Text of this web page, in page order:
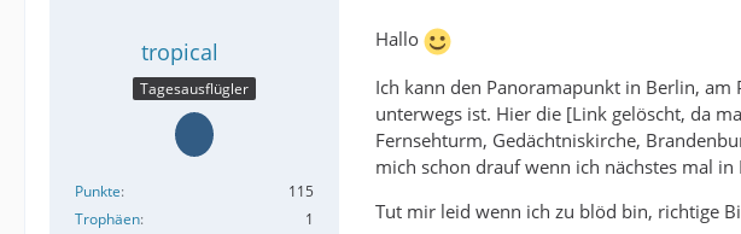
tropical
Tagesausflügler
Punkte
115
Trophäen
1
Hallo
Ich kann den Panoramapunkt in Berlin,
unterwegs ist. Hier die [Link gelöscht, da
Fernsehturm, Gedächtniskirche,
mich schon drauf wenn ich nächstes mal in
Tut mir leid wenn ich zu blöd bin, richtige